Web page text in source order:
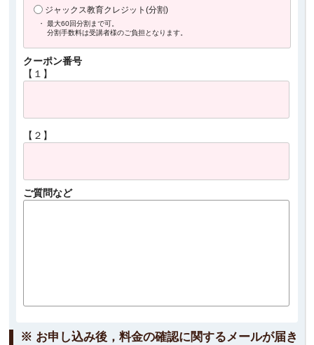
ジャックス教育クレジット(分割)
・ 最大60回分割まで可。
分割手数料は受講者様のご負担となります。
クーポン番号
【１】
【２】
ご質問など
※ お申し込み後，料金の確認に関するメールが届き